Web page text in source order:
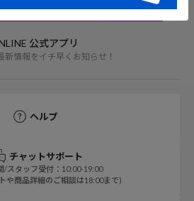
公式アプリ
新情報をイチ早くお知らせ！
ヘルプ
チャットサポート
/スタッフ受付：10:00-19:00
や商品詳細のご相談は18:00まで)